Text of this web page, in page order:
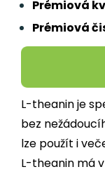
Prémiová
Prémiová
L-theanin je
bez
lze použít i
L-theanin má